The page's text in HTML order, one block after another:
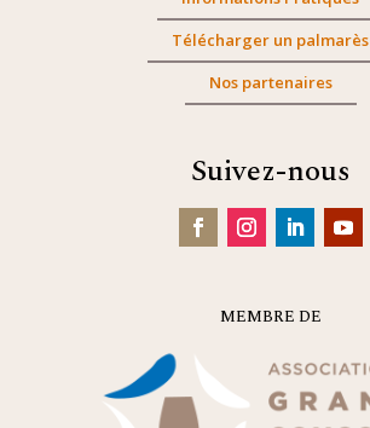
Télécharger un palmarès
Nos partenaires
Suivez-nous
MEMBRE DE